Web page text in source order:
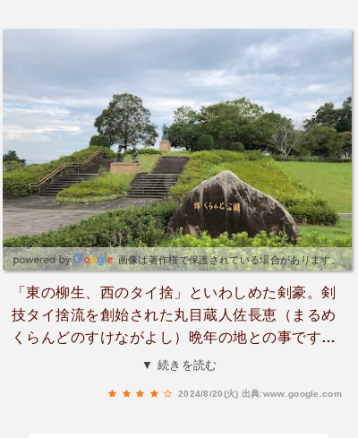
画像は著作権で保護されている場合があります。
「東の柳生、西のタイ捨」といわしめた剣豪。剣
技タイ捨流を創始された丸目蔵人佐長恵（まるめ
くらんどのすけながよし）晩年の地との事です。
剣豪の石像が印象的な公園です。子供の遊具もあ
▼ 続きを読む
2024/8/20(火) 出典:www.google.com